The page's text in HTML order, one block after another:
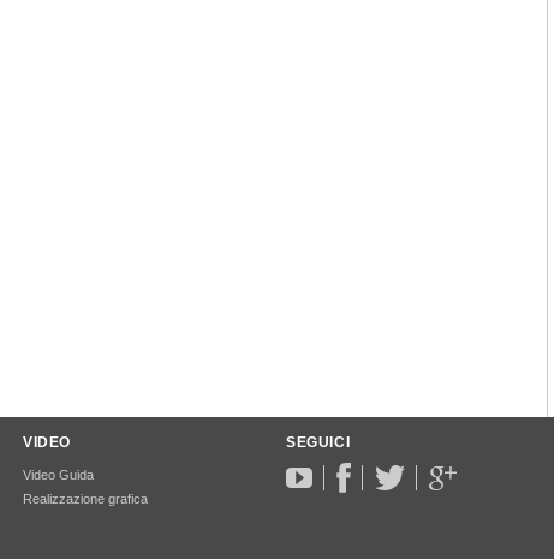
VIDEO
Video Guida
Realizzazione grafica
SEGUICI